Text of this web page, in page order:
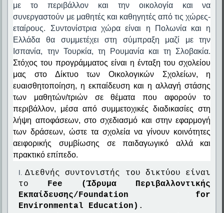
με το περιβάλλον και την οικολογία και να
συνεργαστούν με μαθητές και καθηγητές από τις χώρες-
εταίρους. Συντονίστρια χώρα είναι η Πολωνία και η
Ελλάδα θα συμμετέχει στη σύμπραξη μαζί με την
Ισπανία, την Τουρκία, τη Ρουμανία και τη Σλοβακία.
Στόχος του προγράμματος είναι η ένταξη του σχολείου
μας στο Δίκτυο των Οικολογικών Σχολείων, η
ευαισθητοποίηση, η εκπαίδευση και η αλλαγή στάσης
των μαθητών/τριών σε θέματα που αφορούν το
περιβάλλον, μέσα από συμμετοχικές διαδικασίες στη
λήψη αποφάσεων, στο σχεδιασμό και στην εφαρμογή
των δράσεων, ώστε τα σχολεία να γίνουν κοινότητες
αειφορικής συμβίωσης σε παιδαγωγικό αλλά και
πρακτικό επίπεδο.
Διεθνής συντονιστής του δικτύου είναι
το Fee (Ίδρυμα Περιβαλλοντικής
Εκπαίδευσης/Foundation for
Environmental Education) .